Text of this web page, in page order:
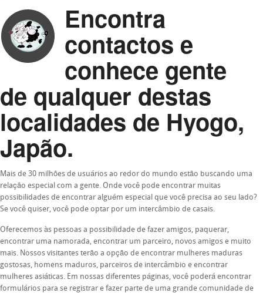
Encontra
contactos e
conhece gente
de qualquer destas
localidades de Hyogo,
Japão.
Mais de 30 milhões de usuários ao redor do mundo estão buscando uma
relação especial com a gente. Onde você pode encontrar muitas
possibilidades de encontrar alguém especial que você precisa ao seu lado?
Se você quiser, você pode optar por um intercâmbio de casais.
Oferecemos às pessoas a possibilidade de fazer amigos, paquerar,
encontrar uma namorada, encontrar um parceiro, novos amigos e muito
mais. Nossos visitantes terão a opção de encontrar mulheres maduras
gostosas, homens maduros, parceiros de intercâmbio e encontrar
mulheres asiáticas. Em nossas diferentes páginas, você poderá encontrar
formulários para se registrar e fazer parte de uma grande comunidade de